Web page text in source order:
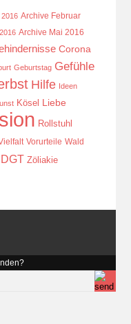
Archive Februar
Archive Mai 2016
Corona
Geburtstag Gefühle
Hilfe Ideen
Kösel Liebe
Rollstuhl
Vorurteile Wald
Zöliakie